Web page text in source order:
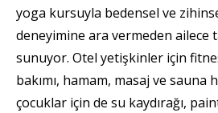
yoga kursuyla bedensel ve
deneyimine ara vermeden ailece
sunuyor. Otel yetişkinler için
bakımı, hamam, masaj ve
çocuklar için de su kaydırağı,